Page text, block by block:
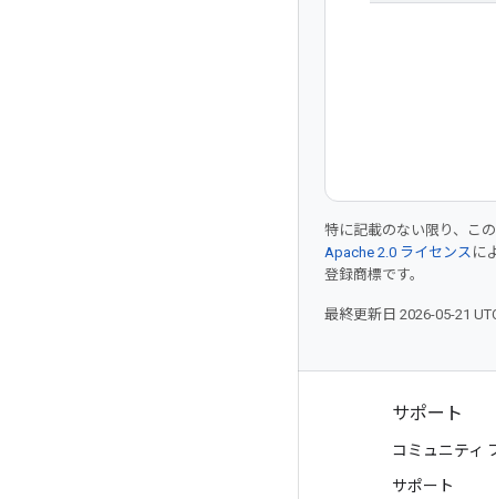
特に記載のない限り、こ
Apache 2.0 ライセンス に
登録商標です。
最終更新日 2026-05-21 UTC
サポート
コミュニティ
サポート